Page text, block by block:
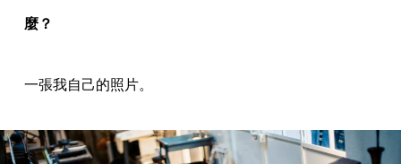
麼？
一張我自己的照片。